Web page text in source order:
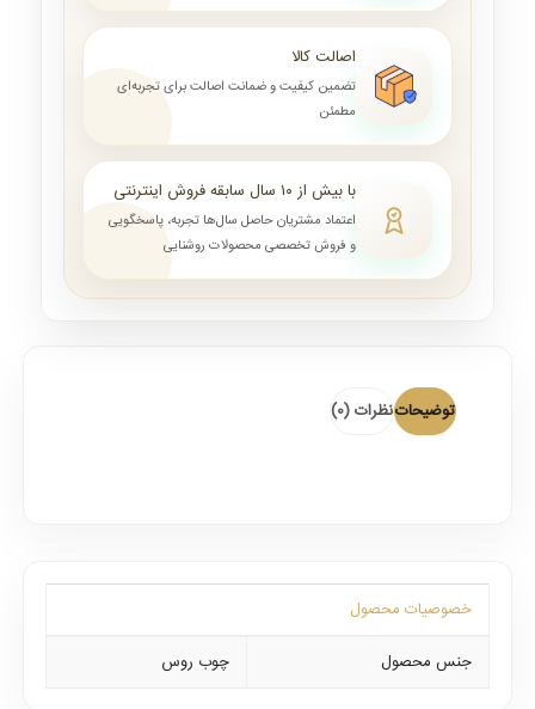
اصالت کالا
تضمین کیفیت و ضمانت اصالت برای تجربه‌ای
مطمئن
با بیش از ۱۰ سال سابقه فروش اینترنتی
اعتماد مشتریان حاصل سال‌ها تجربه، پاسخگویی
و فروش تخصصی محصولات روشنایی
توضیحاتنظرات (0)
خصوصیات محصول
جنس محصول
چوب روس